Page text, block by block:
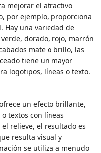
mejorar el atractivo
por ejemplo, proporciona
Hay una variedad de
dorado, rojo, marrón
mate o brillo, las
tiene un mayor
logotipos, líneas o texto.
un efecto brillante,
textos con líneas
relieve, el resultado es
resulta visual y
se utiliza a menudo